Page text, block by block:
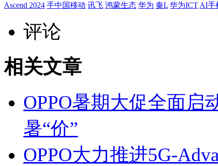
Ascend 2024 手中国移动 讯飞 鸿蒙生态 华为 秦L 华为ICT AI手
评论
相关文章
OPPO暑期大促全面启
暑“价”
OPPO大力推进5G-